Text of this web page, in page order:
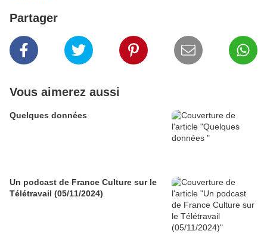
Partager
Vous aimerez aussi
Quelques données
Un podcast de France Culture sur le
Télétravail (05/11/2024)